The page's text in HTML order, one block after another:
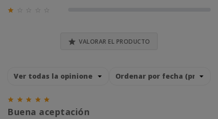

 VALORAR EL PRODUCTO
    
Buena aceptación